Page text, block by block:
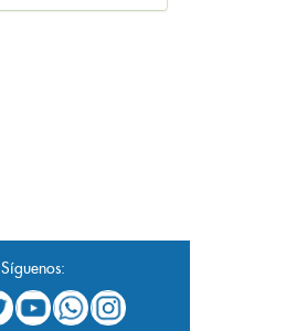
Síguenos: